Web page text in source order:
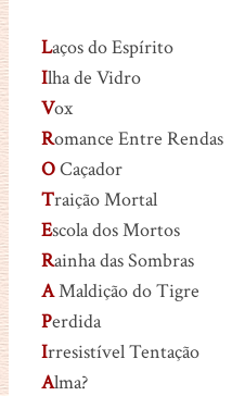
Laços do Espírito
Ilha de Vidro
Vox
Romance Entre Rendas
OCaçador
Traição Mortal
Escola dos Mortos
Rainha das Sombras
AMaldição do Tigre
Perdida
Irresistível Tentação
Alma?